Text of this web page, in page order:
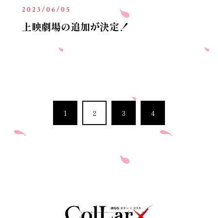
2023/06/05
上映劇場の追加が決定！
1 2 3 4